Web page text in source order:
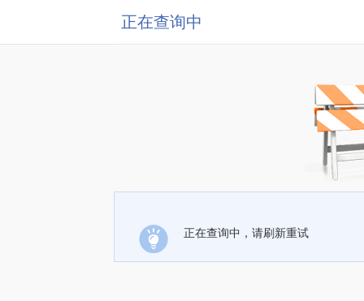
正在查询中
正在查询中，请刷新重试